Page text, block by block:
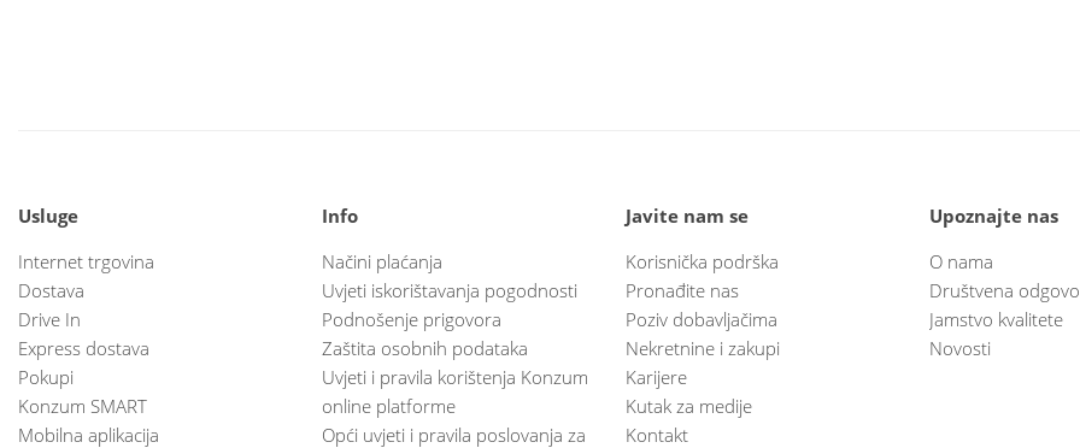
Usluge
Internet trgovina
Dostava
Drive In
Express dostava
Pokupi
Konzum SMART
Mobilna aplikacija
Info
Načini plaćanja
Uvjeti iskorištavanja pogodnosti
Podnošenje prigovora
Zaštita osobnih podataka
Uvjeti i pravila korištenja Konzum
online platforme
Opći uvjeti i pravila poslovanja za
Javite nam se
Korisnička podrška
Pronađite nas
Poziv dobavljačima
Nekretnine i zakupi
Karijere
Kutak za medije
Kontakt
Upoznajte nas
O nama
Društvena
Jamstvo kvalitete
Novosti